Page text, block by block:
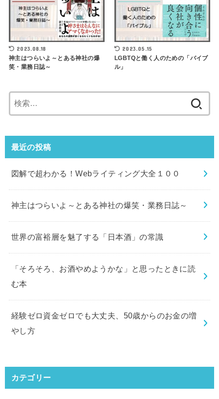
2023.08.18
神主はつらいよ～とある神社の爆
笑・業務日誌～
2023.05.15
LGBTQと働く人のための「バイブ
ル」
索:
最近の投稿
図解で超わかる！Webライティング大全１００
神主はつらいよ～とある神社の爆笑・業務日誌～
世界の富裕層を魅了する「日本酒」の常識
「そろそろ、お酒やめようかな」と思ったときに読
む本
経験ゼロ資金ゼロでも大丈夫、50歳からのお金の増
やし方
カテゴリー